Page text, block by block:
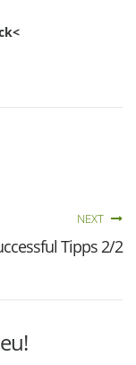
NEXT
Tipps 2/2